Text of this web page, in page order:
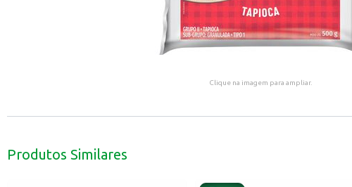
Clique na imagem para ampliar.
Produtos Similares